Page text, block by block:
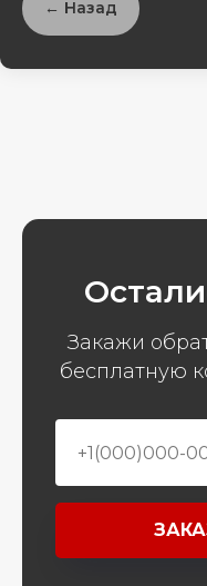
← Назад
Закажи
бесплатную